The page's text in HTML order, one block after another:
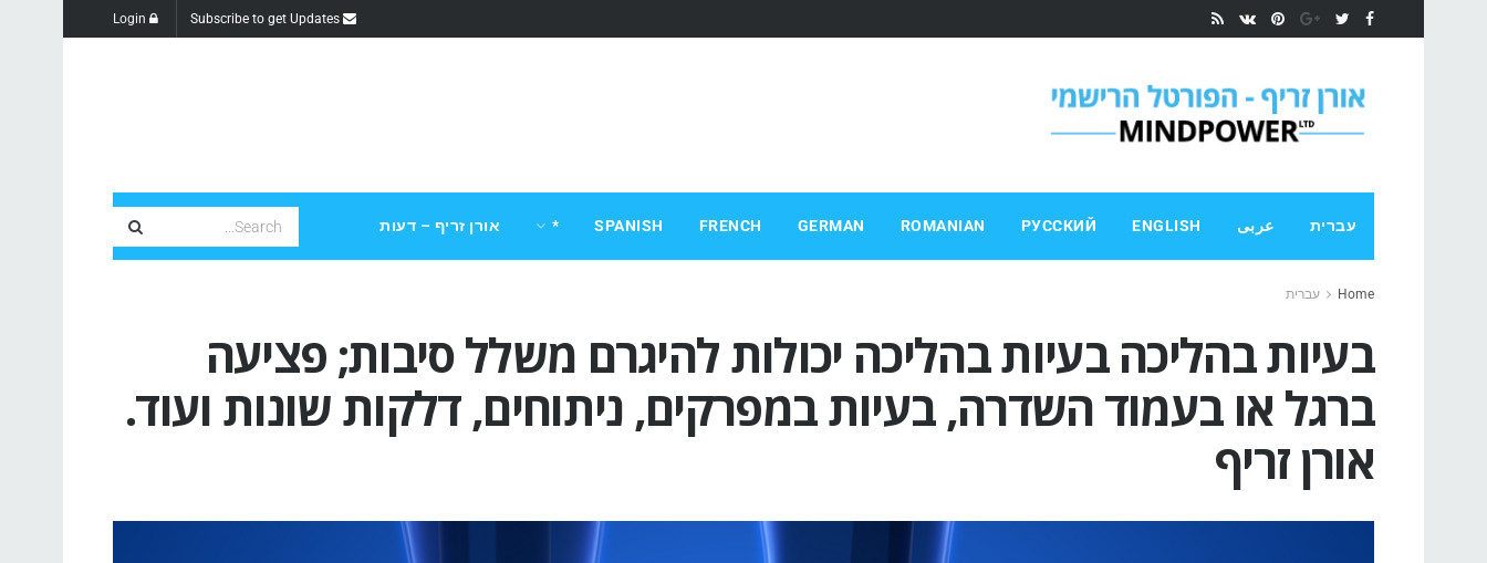
עברית عربى ENGLISH
РУССКИЙ
ROMANIAN
GERMAN
FRENCH
SPANISH
* אורן זריף – דעות
Home עברית
בעיות בהליכה בעיות בהליכה יכולות להיגרם משלל סיבות; פציעה
ברגל או בעמוד השדרה, בעיות במפרקים, ניתוחים, דלקות שונות ועוד.
אורן זריף